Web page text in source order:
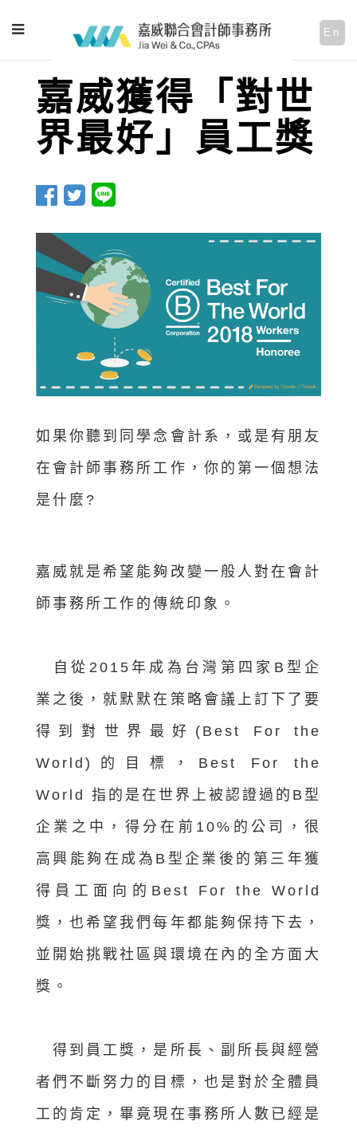
En
嘉威獲得「對世
界最好」員工獎
如果你聽到同學念會計系，或是有朋友
在會計師事務所工作，你的第一個想法
是什麼?
嘉威就是希望能夠改變一般人對在會計
師事務所工作的傳統印象。
自從2015年成為台灣第四家B型企
業之後，就默默在策略會議上訂下了要
得到對世界最好(Best For the
World)的目標，Best For the
World 指的是在世界上被認證過的B型
企業之中，得分在前10%的公司，很
高興能夠在成為B型企業後的第三年獲
得員工面向的Best For the World
獎，也希望我們每年都能夠保持下去，
並開始挑戰社區與環境在內的全方面大
獎。
得到員工獎，是所長、副所長與經營
者們不斷努力的目標，也是對於全體員
工的肯定，畢竟現在事務所人數已經是